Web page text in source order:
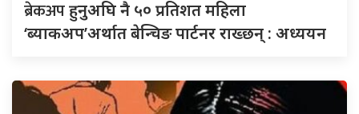
ब्रेकअपहुनुअघि नै ५० प्रतिशत महिला
‘ब्याकअप’अर्थात बेन्चिङ पार्टनर राख्छन् : अध्ययन